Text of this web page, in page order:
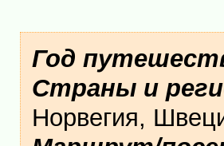
Год
Страны и
Норвегия,